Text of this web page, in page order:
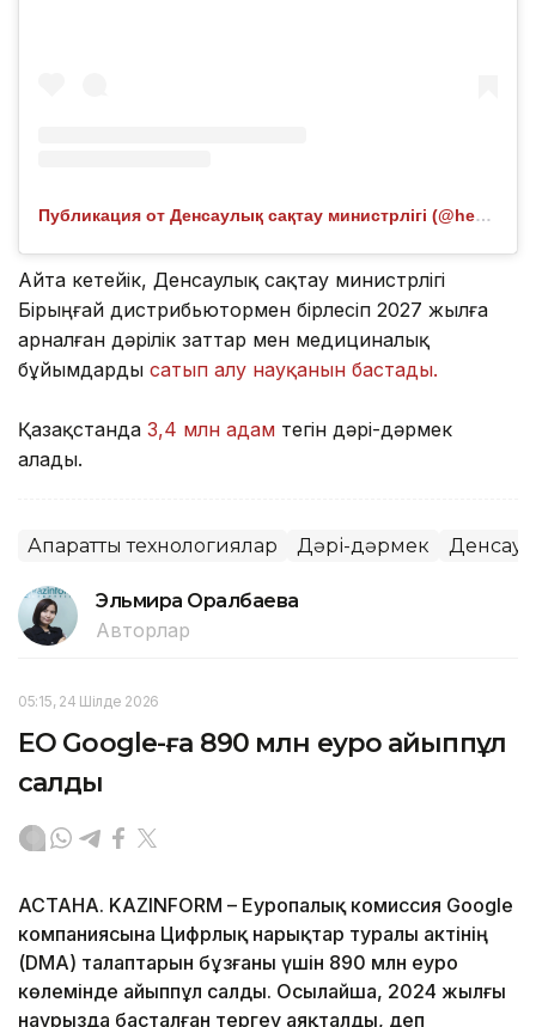
Публикация от Денсаулық сақтау министрлігі (@healthcare.gov.kz)
Айта кетейік, Денсаулық сақтау министрлігі
Бірыңғай дистрибьютормен бірлесіп 2027 жылға
арналған дәрілік заттар мен медициналық
бұйымдарды сатып алу науқанын бастады.
Қазақстанда 3,4 млн адам тегін дәрі-дәрмек
алады.
Ақпараттық технологиялар Дәрі-дәрмек
Эльмира Оралбаева
Авторлар
05:15, 24 Шілде 2026
ЕО Google-ға 890 млн еуро айыппұл
салды
АСТАНА. KAZINFORM – Еуропалық комиссия Google
компаниясына Цифрлық нарықтар туралы актінің
(DMA) талаптарын бұзғаны үшін 890 млн еуро
көлемінде айыппұл салды. Осылайша, 2024 жылғы
наурызда басталған тергеу аяқталды, деп